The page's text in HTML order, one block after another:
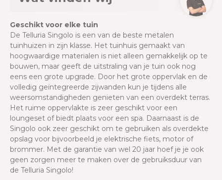
Geschikt voor elke tuin
De Telluria Singolo is een van de beste metalen
tuinhuizen in zijn klasse. Het tuinhuis gemaakt van
hoogwaardige materialen is niet alleen gemakkelijk op te
bouwen, maar geeft de uitstraling van je tuin ook nog
eens een grote upgrade. Door het grote oppervlak en de
volledig geïntegreerde zijwanden kun je tijdens alle
weersomstandigheden genieten van een overdekt terras.
Het ruime oppervlakte is zeer geschikt voor een
loungeset of biedt plaats voor een spa. Daarnaast is de
Singolo ook zeer geschikt om te gebruiken als overdekte
opslag voor bijvoorbeeld je elektrische fiets, motor of
brommer. Met de garantie van wel 20 jaar hoef je je ook
geen zorgen meer te maken over de gebruiksduur van
de Telluria Singolo!